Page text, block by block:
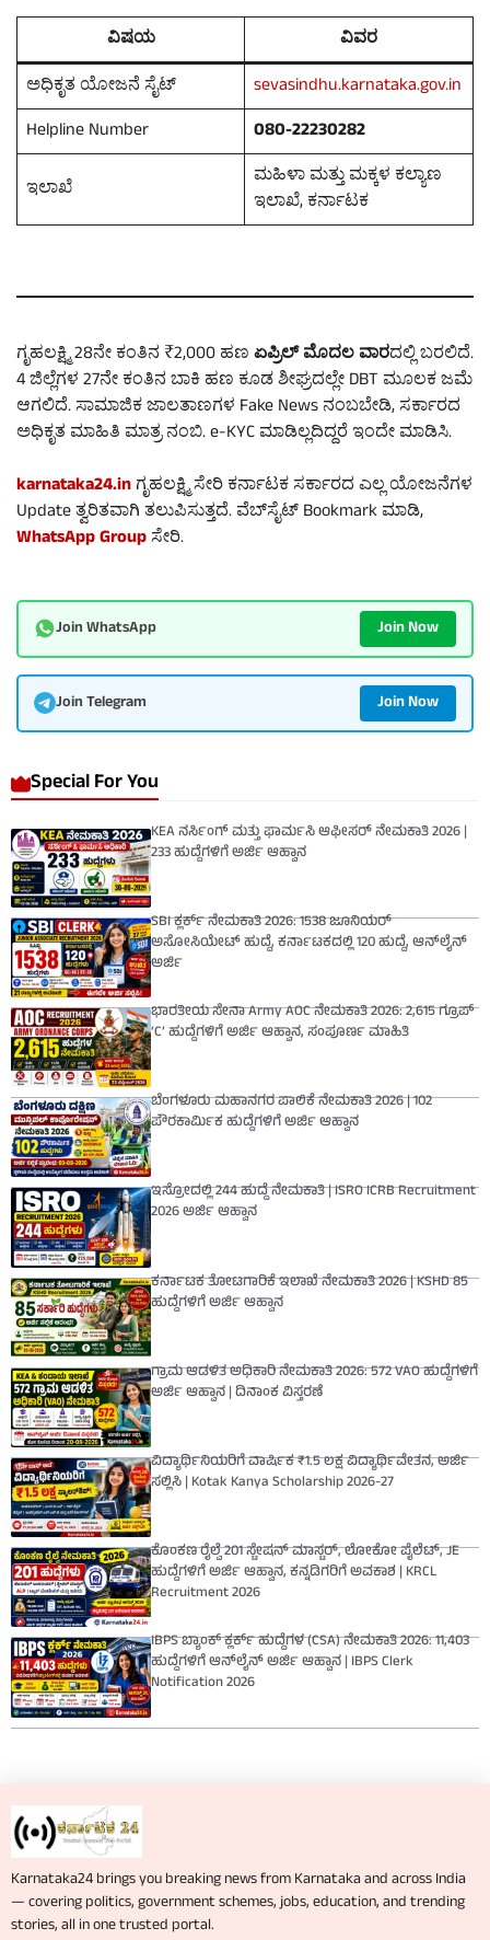
ವಿಷಯ
ವಿವರ
ಅಧಿಕೃತ ಯೋಜನೆ ಸೈಟ್
sevasindhu.karnataka.gov.in
Helpline Number
080-22230282
ಇಲಾಖೆ
ಮಹಿಳಾ ಮತ್ತು ಮಕ್ಕಳ ಕಲ್ಯಾಣ
ಇಲಾಖೆ, ಕರ್ನಾಟಕ
ಗೃಹಲಕ್ಷ್ಮಿ 28ನೇ ಕಂತಿನ ₹2,000 ಹಣಏಪ್ರಿಲ್ ಮೊದಲ ವಾರದಲ್ಲಿ ಬರಲಿದೆ.
4 ಜಿಲ್ಲೆಗಳ 27ನೇ ಕಂತಿನ ಬಾಕಿ ಹಣ ಕೂಡ ಶೀಘ್ರದಲ್ಲೇ DBT ಮೂಲಕ ಜಮೆ
ಆಗಲಿದೆ. ಸಾಮಾಜಿಕ ಜಾಲತಾಣಗಳ Fake News ನಂಬಬೇಡಿ, ಸರ್ಕಾರದ
ಅಧಿಕೃತ ಮಾಹಿತಿ ಮಾತ್ರ ನಂಬಿ. e-KYC ಮಾಡಿಲ್ಲದಿದ್ದರೆ ಇಂದೇ ಮಾಡಿಸಿ.
karnataka24.inಗೃಹಲಕ್ಷ್ಮಿ ಸೇರಿ ಕರ್ನಾಟಕ ಸರ್ಕಾರದ ಎಲ್ಲ ಯೋಜನೆಗಳ
Update ತ್ವರಿತವಾಗಿ ತಲುಪಿಸುತ್ತದೆ. ವೆಬ್‌ಸೈಟ್ Bookmark ಮಾಡಿ,
WhatsApp Groupಸೇರಿ.
Join WhatsApp Join Now
Join Telegram Join Now
Special For You
KEA ನರ್ಸಿಂಗ್ ಮತ್ತು ಫಾರ್ಮಸಿ ಆಫೀಸರ್ ನೇಮಕಾತಿ 2026 |
233 ಹುದ್ದೆಗಳಿಗೆ ಅರ್ಜಿ ಆಹ್ವಾನ
SBI ಕ್ಲರ್ಕ್ ನೇಮಕಾತಿ 2026: 1538 ಜೂನಿಯರ್
ಅಸೋಸಿಯೇಟ್ ಹುದ್ದೆ, ಕರ್ನಾಟಕದಲ್ಲಿ 120 ಹುದ್ದೆ, ಆನ್‌ಲೈನ್
ಅರ್ಜಿ
ಭಾರತೀಯ ಸೇನಾ Army AOC ನೇಮಕಾತಿ 2026: 2,615 ಗ್ರೂಪ್
‘C’ ಹುದ್ದೆಗಳಿಗೆ ಅರ್ಜಿ ಆಹ್ವಾನ, ಸಂಪೂರ್ಣ ಮಾಹಿತಿ
ಬೆಂಗಳೂರು ಮಹಾನಗರ ಪಾಲಿಕೆ ನೇಮಕಾತಿ 2026 | 102
ಪೌರಕಾರ್ಮಿಕ ಹುದ್ದೆಗಳಿಗೆ ಅರ್ಜಿ ಆಹ್ವಾನ
ಇಸ್ರೋದಲ್ಲಿ 244 ಹುದ್ದೆ ನೇಮಕಾತಿ | ISRO ICRB Recruitment
2026 ಅರ್ಜಿ ಆಹ್ವಾನ
ಕರ್ನಾಟಕ ತೋಟಗಾರಿಕೆ ಇಲಾಖೆ ನೇಮಕಾತಿ 2026 | KSHD 85
ಹುದ್ದೆಗಳಿಗೆ ಅರ್ಜಿ ಆಹ್ವಾನ
ಗ್ರಾಮ ಆಡಳಿತ ಅಧಿಕಾರಿ ನೇಮಕಾತಿ 2026: 572 VAO ಹುದ್ದೆಗಳಿಗೆ
ಅರ್ಜಿ ಆಹ್ವಾನ | ದಿನಾಂಕ ವಿಸ್ತರಣೆ
ವಿದ್ಯಾರ್ಥಿನಿಯರಿಗೆ ವಾರ್ಷಿಕ ₹1.5 ಲಕ್ಷ ವಿದ್ಯಾರ್ಥಿವೇತನ, ಅರ್ಜಿ
ಸಲ್ಲಿಸಿ | Kotak Kanya Scholarship 2026-27
ಕೊಂಕಣ ರೈಲ್ವೆ 201 ಸ್ಟೇಷನ್ ಮಾಸ್ಟರ್, ಲೋಕೋ ಪೈಲೆಟ್, JE
ಹುದ್ದೆಗಳಿಗೆ ಅರ್ಜಿ ಆಹ್ವಾನ, ಕನ್ನಡಿಗರಿಗೆ ಅವಕಾಶ | KRCL
Recruitment 2026
IBPS ಬ್ಯಾಂಕ್ ಕ್ಲರ್ಕ್ ಹುದ್ದೆಗಳ (CSA) ನೇಮಕಾತಿ 2026: 11,403
ಹುದ್ದೆಗಳಿಗೆ ಆನ್‌ಲೈನ್ ಅರ್ಜಿ ಆಹ್ವಾನ | IBPS Clerk
Notification 2026
Karnataka24 brings you breaking news from Karnataka and across India
— covering politics, government schemes, jobs, education, and trending
stories, all in one trusted portal.